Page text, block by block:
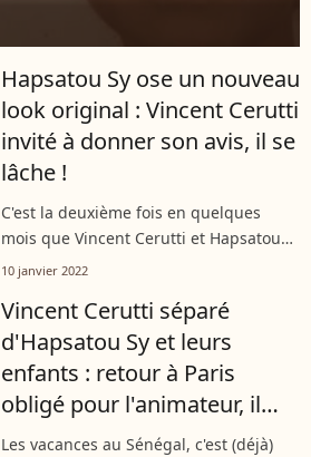
Hapsatou Sy ose un nouveau
look original : Vincent Cerutti
invité à donner son avis, il se
lâche !
C'est la deuxième fois en quelques
mois que Vincent Cerutti et Hapsatou
Sy sont séparés. Sur les réseaux
quotidien. Elle avec leurs enfants...
10 janvier 2022
Vincent Cerutti séparé
d'Hapsatou Sy et leurs
enfants : retour à Paris
obligé pour l'animateur, il
s'explique
Les vacances au Sénégal, c'est (déjà)